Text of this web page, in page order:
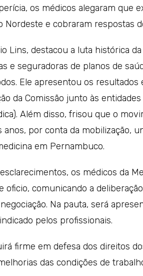
os médicos alegaram que
Nordeste e cobraram respostas
Lins, destacou a luta histórica
e seguradoras de planos de
Ele apresentou os resultados
da Comissão junto às
Além disso, frisou que o
por conta da mobilização,
em Pernambuco.
os médicos da
oficio, comunicando a
Na pauta, será
pelos profissionais.
firme em defesa dos direitos
das condições de